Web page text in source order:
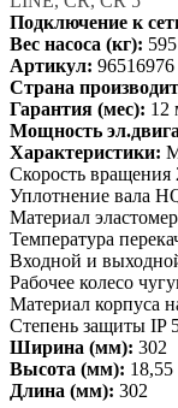
Подключение к
Вес насоса (кг): 595
Артикул: 96516976
Страна
Гарантия (мес): 12
Мощность
Характеристики:
Скорость вращения
Уплотнение вала
Материал
Температура
Входной и
Рабочее колесо
Материал корпуса
Степень защиты IP
Ширина (мм): 302
Высота (мм): 18,55
Длина (мм): 302